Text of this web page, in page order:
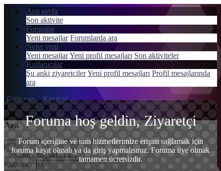
Ana sayfa
Son aktivite
Forumlar
Yeni mesajlar Forumlarda ara
Neler yeni
Yeni mesajlarYeni profil mesajları Son aktiviteler
Kullanıcılar
Şu anki ziyaretçilerYeni profil mesajları Profil mesajlarında
ara
Giriş yap
Kayıt ol
Neler yeni
Ara
Ara
Sadece başlıkları ara
Kullanıcı:
Menü
Giriş yap
Kayıt ol
Foruma hoş geldin, Ziyaretçi
Forum içeriğine ve tüm hizmetlerimize erişim sağlamak için
foruma kayıt olmalı ya da giriş yapmalısınız. Foruma üye olmak
tamamen ücretsizdir.